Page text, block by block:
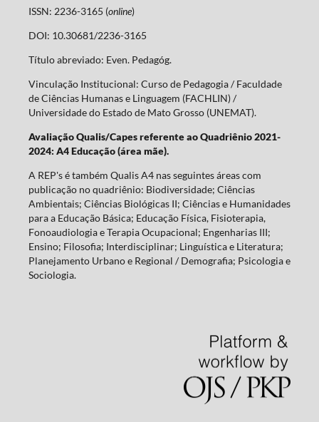
ISSN: 2236-3165 (online)
DOI: 10.30681/2236-3165
Título abreviado: Even. Pedagóg.
Vinculação Institucional: Curso de Pedagogia / Faculdade
de Ciências Humanas e Linguagem (FACHLIN) /
Universidade do Estado de Mato Grosso (UNEMAT).
Avaliação Qualis/Capes referente ao Quadriênio 2021-
2024: A4 Educação (área mãe).
A REP's é também Qualis A4 nas seguintes áreas com
publicação no quadriênio: Biodiversidade; Ciências
Ambientais; Ciências Biológicas II; Ciências e Humanidades
para a Educação Básica; Educação Física, Fisioterapia,
Fonoaudiologia e Terapia Ocupacional; Engenharias III;
Ensino; Filosofia; Interdisciplinar; Linguística e Literatura;
Planejamento Urbano e Regional / Demografia; Psicologia e
Sociologia.